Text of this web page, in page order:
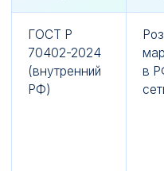
ГОСТ Р
70402-2024
(внутренний
РФ)
в